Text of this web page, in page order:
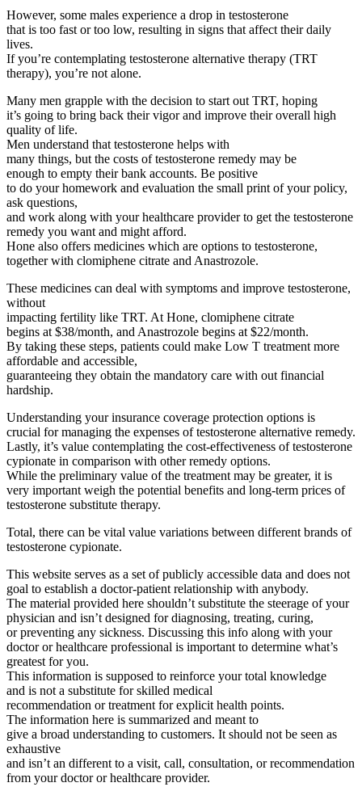
However, some males experience a drop in testosterone
that is too fast or too low, resulting in signs that affect their daily
lives.
If you’re contemplating testosterone alternative therapy (TRT
therapy), you’re not alone.
Many men grapple with the decision to start out TRT, hoping
it’s going to bring back their vigor and improve their overall high
quality of life.
Men understand that testosterone helps with
many things, but the costs of testosterone remedy may be
enough to empty their bank accounts. Be positive
to do your homework and evaluation the small print of your policy,
ask questions,
and work along with your healthcare provider to get the testosterone
remedy you want and might afford.
Hone also offers medicines which are options to testosterone,
together with clomiphene citrate and Anastrozole.
These medicines can deal with symptoms and improve testosterone,
without
impacting fertility like TRT. At Hone, clomiphene citrate
begins at $38/month, and Anastrozole begins at $22/month.
By taking these steps, patients could make Low T treatment more
affordable and accessible,
guaranteeing they obtain the mandatory care with out financial
hardship.
Understanding your insurance coverage protection options is
crucial for managing the expenses of testosterone alternative remedy.
Lastly, it’s value contemplating the cost-effectiveness of testosterone
cypionate in comparison with other remedy options.
While the preliminary value of the treatment may be greater, it is
very important weigh the potential benefits and long-term prices of
testosterone substitute therapy.
Total, there can be vital value variations between different brands of
testosterone cypionate.
This website serves as a set of publicly accessible data and does not
goal to establish a doctor-patient relationship with anybody.
The material provided here shouldn’t substitute the steerage of your
physician and isn’t designed for diagnosing, treating, curing,
or preventing any sickness. Discussing this info along with your
doctor or healthcare professional is important to determine what’s
greatest for you.
This information is supposed to reinforce your total knowledge
and is not a substitute for skilled medical
recommendation or treatment for explicit health points.
The information here is summarized and meant to
give a broad understanding to customers. It should not be seen as
exhaustive
and isn’t an different to a visit, call, consultation, or recommendation
from your doctor or healthcare provider.